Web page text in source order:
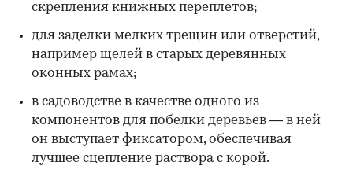
скрепления книжных переплетов;
для заделки мелких трещин или отверстий,
например щелей в старых деревянных
оконных рамах;
в садоводстве в качестве одного из
компонентов для побелки деревьев — в ней
он выступает фиксатором, обеспечивая
лучшее сцепление раствора с корой.